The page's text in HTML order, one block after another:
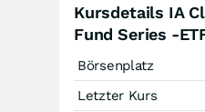
Kursdetails IA
Fund Series -
Börsenplatz
Letzter Kurs